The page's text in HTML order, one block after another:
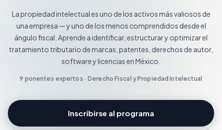
La propiedad intelectual es uno de los activos más valiosos de
una empresa — y uno de los menos comprendidos desde el
ángulo fiscal. Aprende a identificar, estructurar y optimizar el
tratamiento tributario de marcas, patentes, derechos de autor,
software y licencias en México.
9 ponentes expertos · Derecho Fiscal y Propiedad Intelectual
Inscribirse al programa